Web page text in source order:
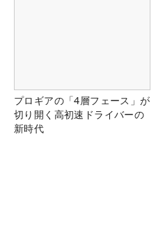
プロギアの「4層フェース」が
切り開く高初速ドライバーの
新時代